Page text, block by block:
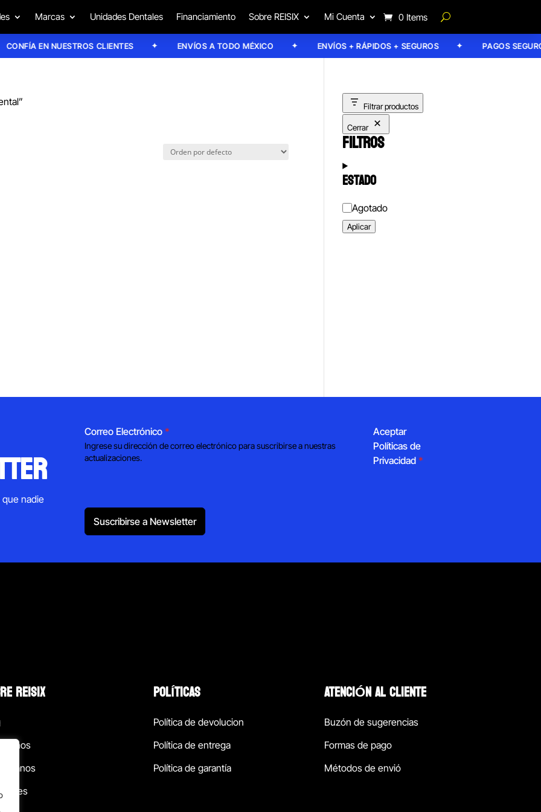
Marcas Unidades Dentales Financiamiento Sobre REISIX Mi Cuenta 0 Items
EN NUESTROS CLIENTES ENVÍOS A TODO MÉXICO ENVÍOS + RÁPIDOS + SEGUROS PAGOS SEGUROS
Filtrar productos
Cerrar
FILTROS
ESTADO
Estado
Agotado
Aplicar
nadie
Correo Electrónico *
Ingrese su dirección de correo electrónico para suscribirse a nuestras
actualizaciones.
Aceptar
Políticas de
Privacidad *
Suscribirse a Newsletter
REISIX POLÍTICAS
Política de devolucion
Política de entrega
Política de garantía
ATENCIÓN AL CLIENTE
Buzón de sugerencias
Formas de pago
Métodos de envió